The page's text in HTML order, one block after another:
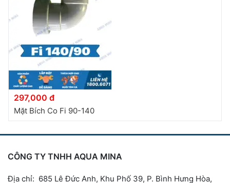
297,000 đ
Mặt Bích Co Fi 90-140
CÔNG TY TNHH AQUA MINA
Địa chỉ: 685 Lê Đức Anh, Khu Phố 39, P. Bình Hưng Hòa,